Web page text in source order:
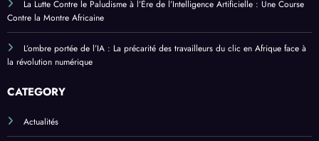
La Lutte Contre le Paludisme à l’Ère de l’Intelligence Artificielle : Une Course
Contre la Montre Africaine
L’ombre portée de l’IA : La précarité des travailleurs du clic en Afrique face à
la révolution numérique
CATEGORY
Actualités